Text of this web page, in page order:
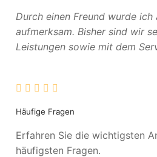
Durch einen Freund wurde ich
aufmerksam. Bisher sind wir
Leistungen sowie mit dem
Häufige Fragen
Erfahren Sie die wichtigsten
häufigsten Fragen.